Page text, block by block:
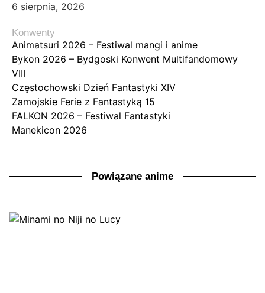
6 sierpnia, 2026
Konwenty
Animatsuri 2026 – Festiwal mangi i anime
Bykon 2026 – Bydgoski Konwent Multifandomowy
VIII
Częstochowski Dzień Fantastyki XIV
Zamojskie Ferie z Fantastyką 15
FALKON 2026 – Festiwal Fantastyki
Manekicon 2026
Powiązane anime